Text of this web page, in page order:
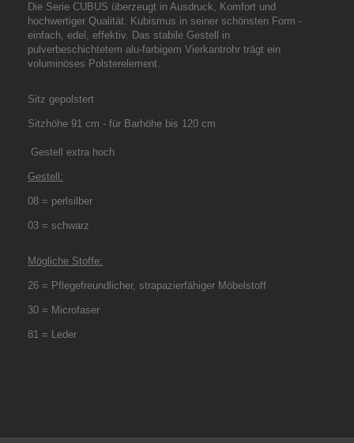
Die Serie CUBUS überzeugt in Ausdruck, Komfort und
hochwertiger Qualität. Kubismus in seiner schönsten Form -
einfach, edel, effektiv. Das stabile Gestell in
pulverbeschichtetem alu-farbigem Vierkantrohr trägt ein
voluminöses Polsterelement.
Sitz gepolstert
Sitzhöhe 91 cm - für Barhöhe bis 120 cm
Gestell extra hoch
Gestell:
08 = perlsilber
03 = schwarz
Mögliche Stoffe:
26 = Pflegefreundlicher, strapazierfähiger Möbelstoff
30 = Microfaser
81 = Leder